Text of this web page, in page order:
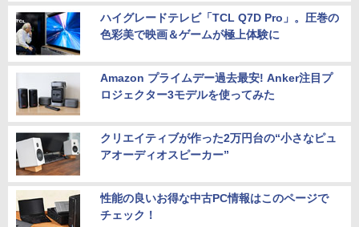
ハイグレードテレビ「TCL Q7D Pro」。圧巻の
色彩美で映画＆ゲームが極上体験に
Amazon プライムデー過去最安! Anker注目プ
ロジェクター3モデルを使ってみた
クリエイティブが作った2万円台の“小さなピュ
アオーディオスピーカー”
性能の良いお得な中古PC情報はこのページで
チェック！